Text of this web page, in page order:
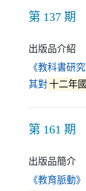
第 137 期
出版品介紹
《教科書研
其對十二年
第 161 期
出版品簡介
《教育脈動